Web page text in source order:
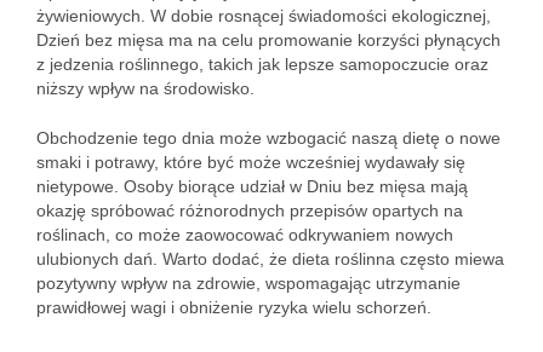
żywieniowych. W dobie rosnącej świadomości ekologicznej,
Dzień bez mięsa ma na celu promowanie korzyści płynących
z jedzenia roślinnego, takich jak lepsze samopoczucie oraz
niższy wpływ na środowisko.
Obchodzenie tego dnia może wzbogacić naszą dietę o nowe
smaki i potrawy, które być może wcześniej wydawały się
nietypowe. Osoby biorące udział w Dniu bez mięsa mają
okazję spróbować różnorodnych przepisów opartych na
roślinach, co może zaowocować odkrywaniem nowych
ulubionych dań. Warto dodać, że dieta roślinna często miewa
pozytywny wpływ na zdrowie, wspomagając utrzymanie
prawidłowej wagi i obniżenie ryzyka wielu schorzeń.